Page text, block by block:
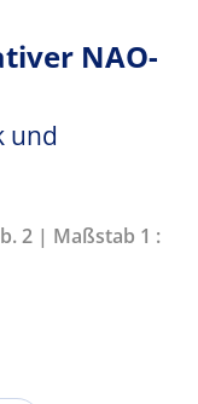
NAO-
und
2 | Maßstab 1 :